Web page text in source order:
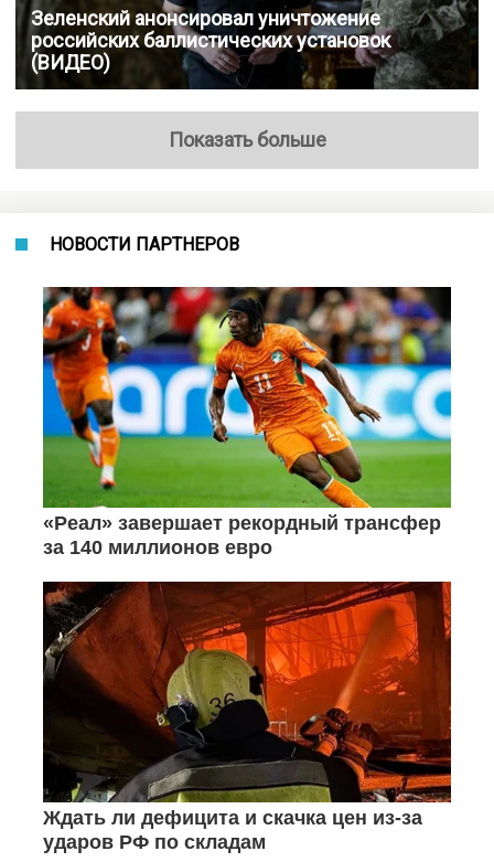
Зеленский анонсировал уничтожение
российских баллистических установок
(ВИДЕО)
Показать больше
НОВОСТИ ПАРТНЕРОВ